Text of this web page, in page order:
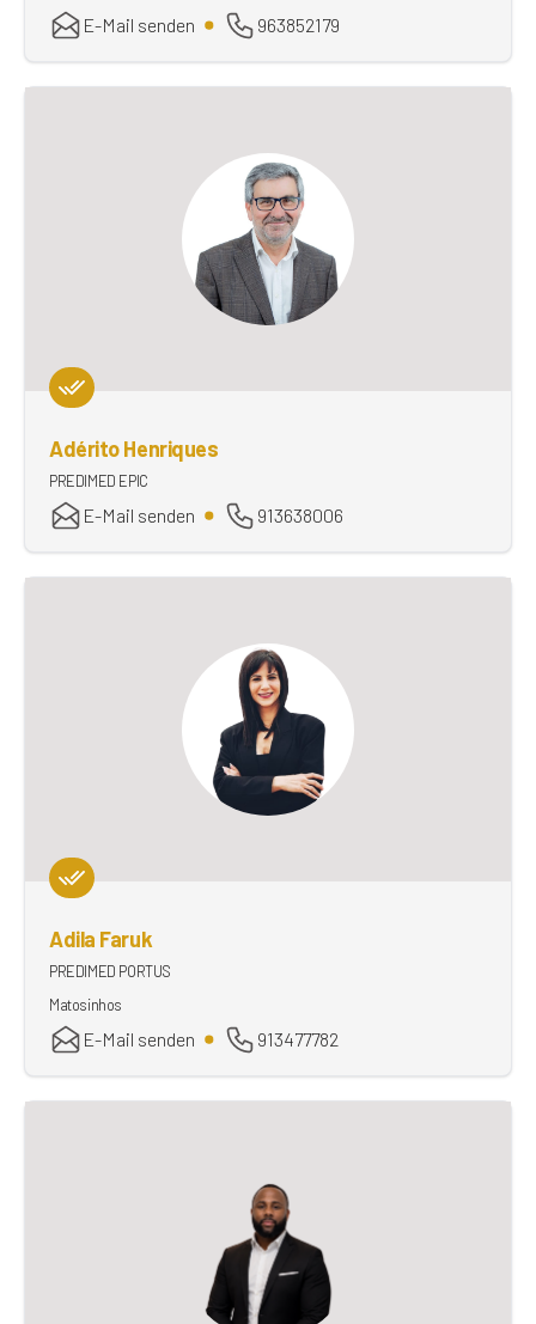
E-Mail senden 963852179
Adérito Henriques
PREDIMED EPIC
E-Mail senden 913638006
Adila Faruk
PREDIMED PORTUS
Matosinhos
E-Mail senden 913477782